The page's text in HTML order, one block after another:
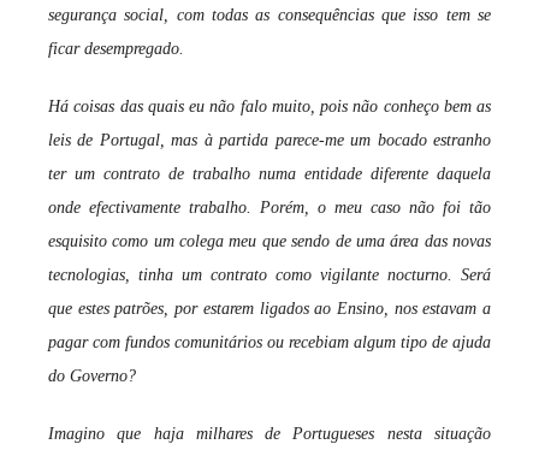
segurança social, com todas as consequências que isso tem se
ficar desempregado.
Há coisas das quais eu não falo muito, pois não conheço bem as
leis de Portugal, mas à partida parece-me um bocado estranho
ter um contrato de trabalho numa entidade diferente daquela
onde efectivamente trabalho. Porém, o meu caso não foi tão
esquisito como um colega meu que sendo de uma área das novas
tecnologias, tinha um contrato como vigilante nocturno. Será
que estes patrões, por estarem ligados ao Ensino, nos estavam a
pagar com fundos comunitários ou recebiam algum tipo de ajuda
do Governo?
Imagino que haja milhares de Portugueses nesta situação